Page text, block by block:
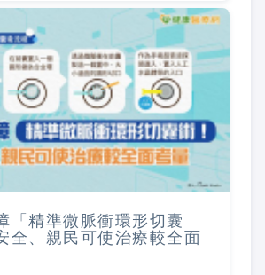
「精準微脈衝環形切囊
、親民可使治療較全面